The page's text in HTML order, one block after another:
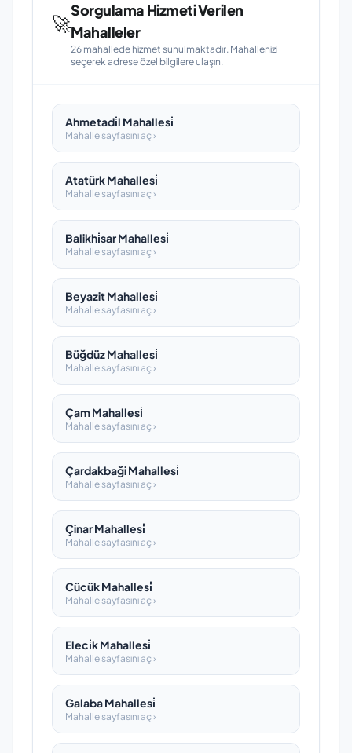
🚀
Sorgulama Hizmeti Verilen
Mahalleler
26 mahallede hizmet sunulmaktadır. Mahallenizi
seçerek adrese özel bilgilere ulaşın.
Ahmetadi̇l Mahallesi̇
Mahalle sayfasını aç ›
Atatürk Mahallesi̇
Mahalle sayfasını aç ›
Balikhi̇sar Mahallesi̇
Mahalle sayfasını aç ›
Beyazit Mahallesi̇
Mahalle sayfasını aç ›
Büğdüz Mahallesi̇
Mahalle sayfasını aç ›
Çam Mahallesi̇
Mahalle sayfasını aç ›
Çardakbaği Mahallesi̇
Mahalle sayfasını aç ›
Çinar Mahallesi̇
Mahalle sayfasını aç ›
Cücük Mahallesi̇
Mahalle sayfasını aç ›
Eleci̇k Mahallesi̇
Mahalle sayfasını aç ›
Galaba Mahallesi̇
Mahalle sayfasını aç ›